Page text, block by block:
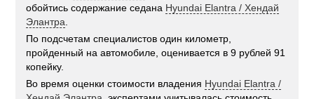
обойтись содержание седана Hyundai Elantra / Хендай
Элантра
По подсчетам специалистов один километр,
пройденный на автомобиле, оценивается в 9 рублей 91
копейку.
Во время оценки стоимости владения Hyundai Elantra /